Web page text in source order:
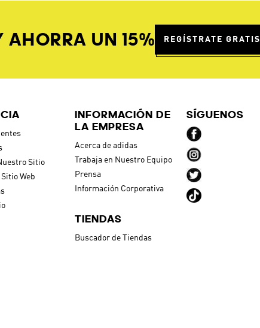
AHORRA UN 15% REGÍSTRATE GRATIS
Sitio
Web
INFORMACIÓN DE
LA EMPRESA
Acerca de adidas
Trabaja en Nuestro Equipo
Prensa
Información Corporativa
TIENDAS
Buscador de Tiendas
SÍGUENOS